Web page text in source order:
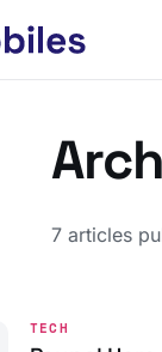
7 articles
TECH